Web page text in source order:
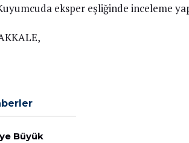
eksper eşliğinde inceleme
Büyük